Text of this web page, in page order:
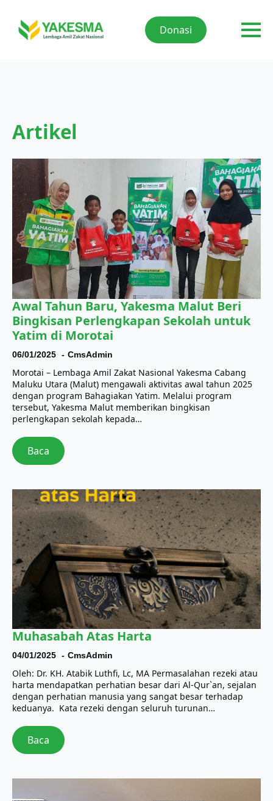
Donasi
Artikel
Awal Tahun Baru, Yakesma Malut Beri
Bingkisan Perlengkapan Sekolah untuk
Yatim di Morotai
06/01/2025 CmsAdmin
Morotai – Lembaga Amil Zakat Nasional Yakesma Cabang
Maluku Utara (Malut) mengawali aktivitas awal tahun 2025
dengan program Bahagiakan Yatim. Melalui program
tersebut, Yakesma Malut memberikan bingkisan
perlengkapan sekolah kepada…
Baca
Muhasabah Atas Harta
04/01/2025 CmsAdmin
Oleh: Dr. KH. Atabik Luthfi, Lc, MA Permasalahan rezeki atau
harta mendapatkan perhatian besar dari Al-Qur`an, sejalan
dengan perhatian manusia yang sangat besar terhadap
keduanya. Kata rezeki dengan seluruh turunan…
Baca